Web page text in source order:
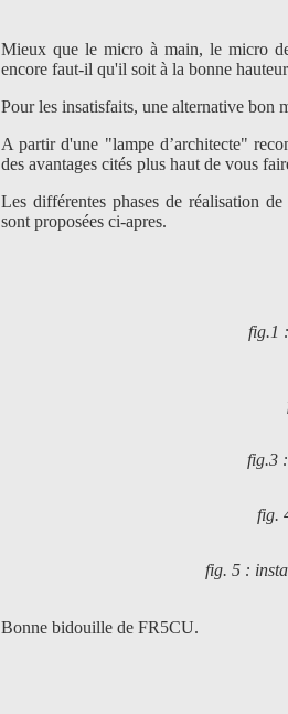
Mieux que le micro à main, le micro
encore faut-il qu'il soit à la bonne
Pour les insatisfaits, une alternative bon
A partir d'une "lampe d’architecte"
des avantages cités plus haut de vous
Les différentes phases de réalisation
sont proposées ci-apres.
fig.1
fig.3
fig.
fig. 5 :
Bonne bidouille de FR5CU.